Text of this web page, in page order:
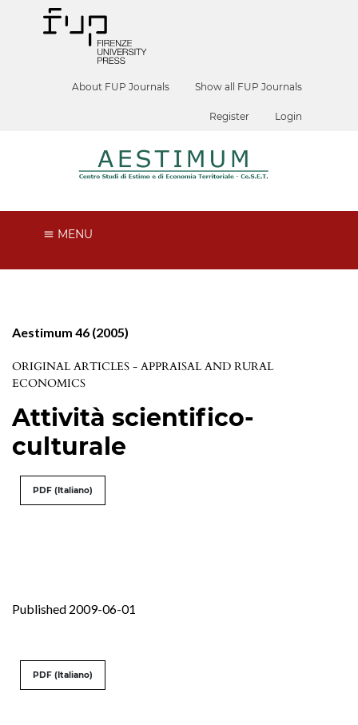
About FUP Journals Show all FUP Journals
Register Login
MENU
Aestimum 46 (2005)
ORIGINAL ARTICLES - APPRAISAL AND RURAL
ECONOMICS
Attività scientifico-
culturale
PDF (Italiano)
Published 2009-06-01
PDF (Italiano)